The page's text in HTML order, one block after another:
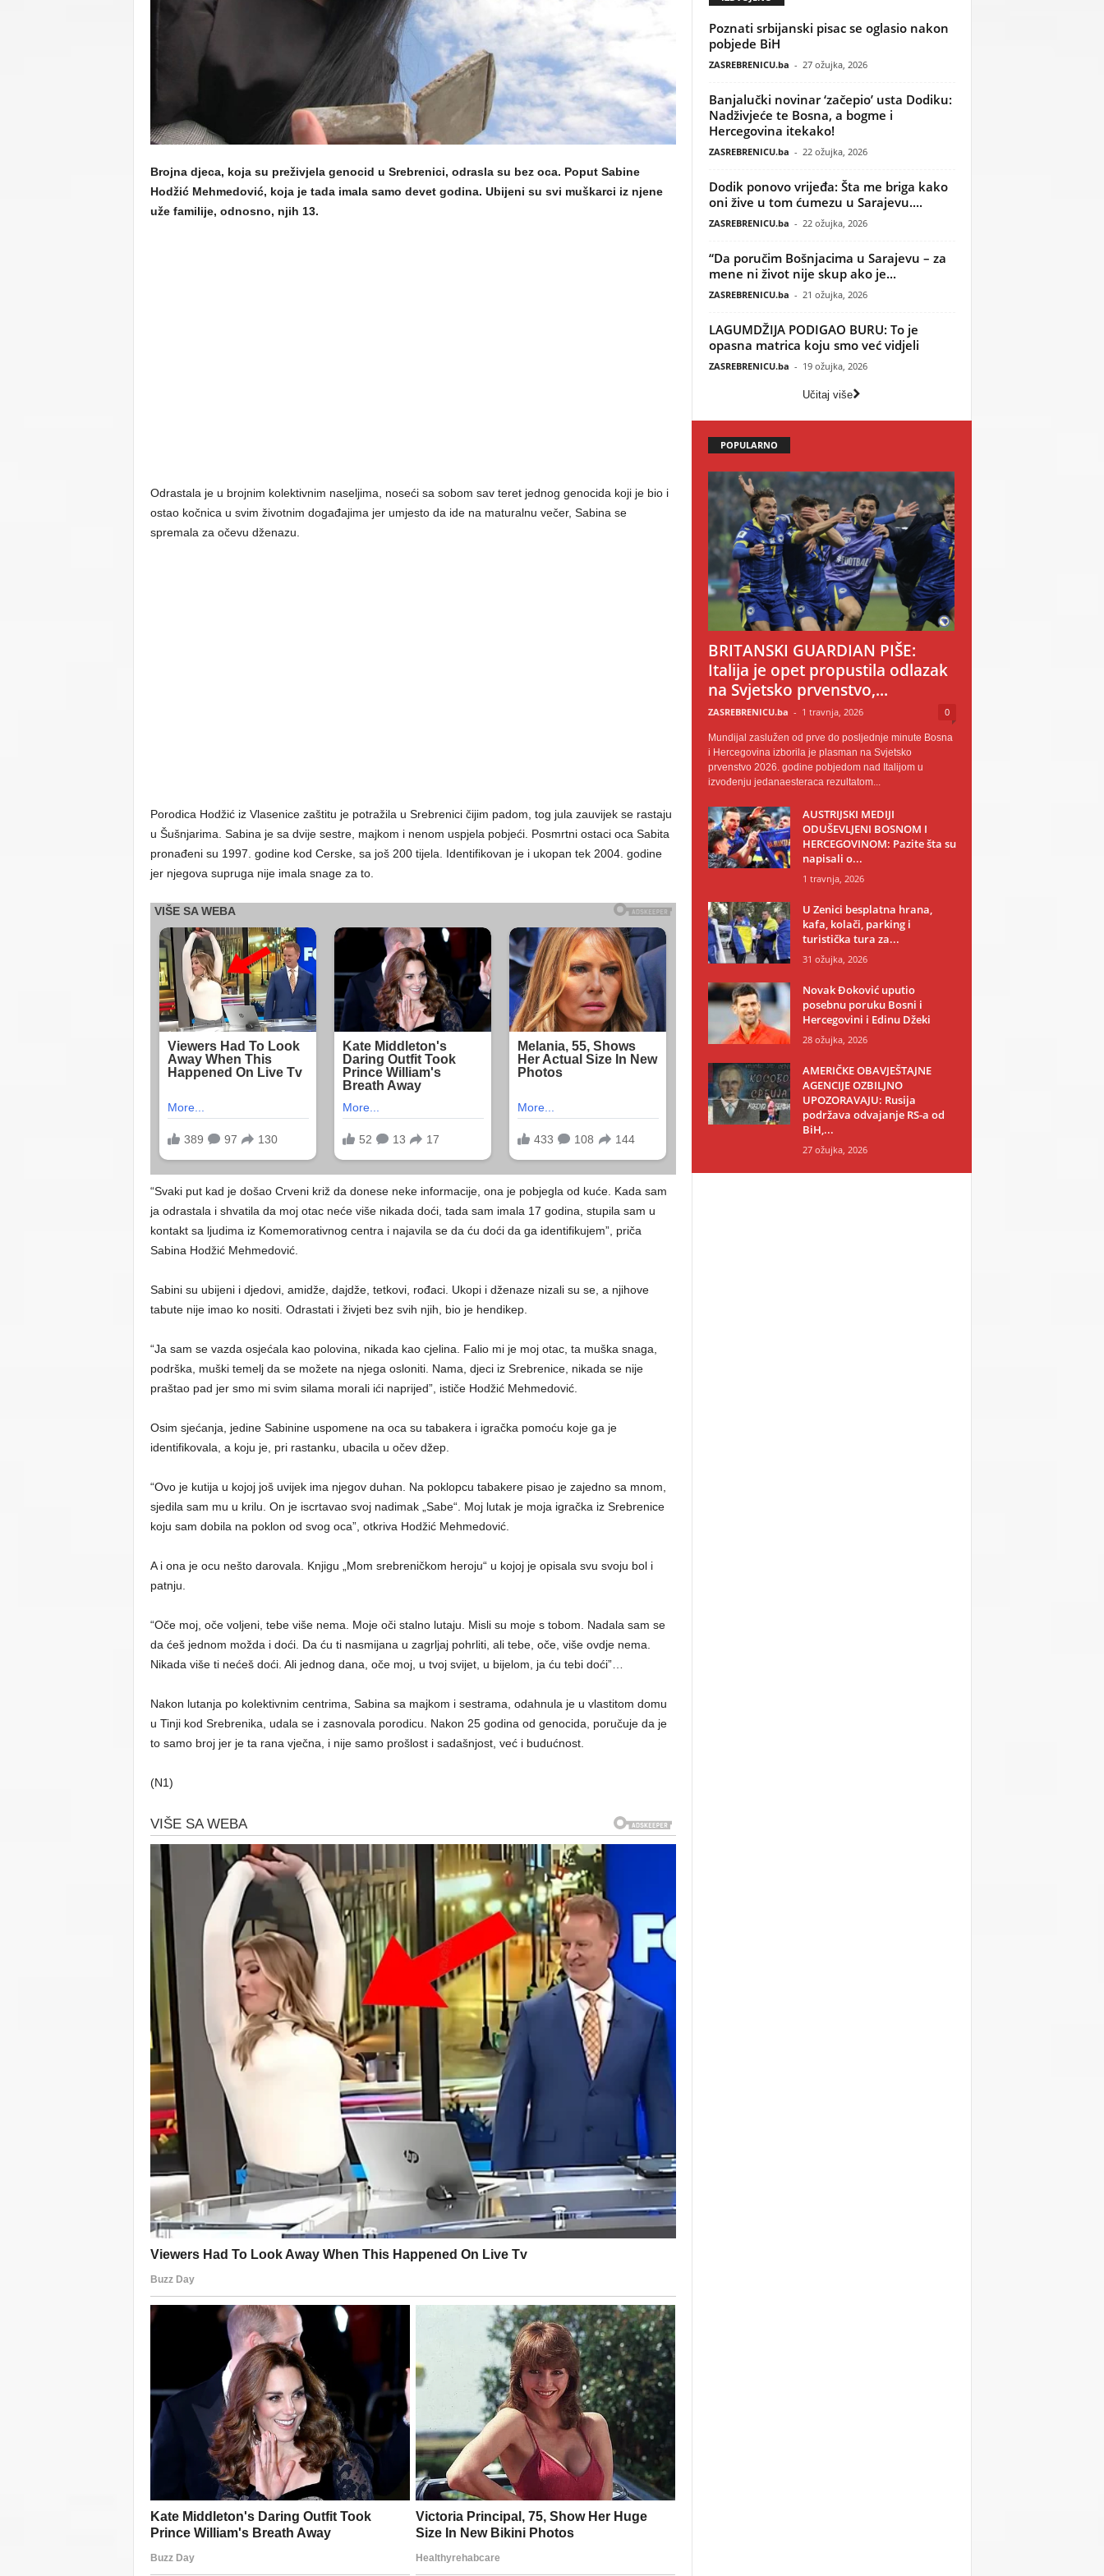
U
Brojna djeca, koja su preživjela genocid u Srebrenici, odrasla su bez oca. Poput Sabine
Hodžić Mehmedović, koja je tada imala samo devet godina. Ubijeni su svi muškarci iz njene
uže familije, odnosno, njih 13.
Odrastala je u brojnim kolektivnim naseljima, noseći sa sobom sav teret jednog genocida koji je bio i
ostao kočnica u svim životnim događajima jer umjesto da ide na maturalnu večer, Sabina se
spremala za očevu dženazu.
Porodica Hodžić iz Vlasenice zaštitu je potražila u Srebrenici čijim padom, tog jula zauvijek se rastaju
u Šušnjarima. Sabina je sa dvije sestre, majkom i nenom uspjela pobjeći. Posmrtni ostaci oca Sabita
pronađeni su 1997. godine kod Cerske, sa još 200 tijela. Identifikovan je i ukopan tek 2004. godine
jer njegova supruga nije imala snage za to.
“Svaki put kad je došao Crveni križ da donese neke informacije, ona je pobjegla od kuće. Kada sam
ja odrastala i shvatila da moj otac neće više nikada doći, tada sam imala 17 godina, stupila sam u
kontakt sa ljudima iz Komemorativnog centra i najavila se da ću doći da ga identifikujem”, priča
Sabina Hodžić Mehmedović.
Sabini su ubijeni i djedovi, amidže, dajdže, tetkovi, rođaci. Ukopi i dženaze nizali su se, a njihove
tabute nije imao ko nositi. Odrastati i živjeti bez svih njih, bio je hendikep.
“Ja sam se vazda osjećala kao polovina, nikada kao cjelina. Falio mi je moj otac, ta muška snaga,
podrška, muški temelj da se možete na njega osloniti. Nama, djeci iz Srebrenice, nikada se nije
praštao pad jer smo mi svim silama morali ići naprijed”, ističe Hodžić Mehmedović.
Osim sjećanja, jedine Sabinine uspomene na oca su tabakera i igračka pomoću koje ga je
identifikovala, a koju je, pri rastanku, ubacila u očev džep.
“Ovo je kutija u kojoj još uvijek ima njegov duhan. Na poklopcu tabakere pisao je zajedno sa mnom,
sjedila sam mu u krilu. On je iscrtavao svoj nadimak „Sabe“. Moj lutak je moja igračka iz Srebrenice
koju sam dobila na poklon od svog oca”, otkriva Hodžić Mehmedović.
A i ona je ocu nešto darovala. Knjigu „Mom srebreničkom heroju“ u kojoj je opisala svu svoju bol i
patnju.
“Oče moj, oče voljeni, tebe više nema. Moje oči stalno lutaju. Misli su moje s tobom. Nadala sam se
da ćeš jednom možda i doći. Da ću ti nasmijana u zagrljaj pohrliti, ali tebe, oče, više ovdje nema.
Nikada više ti nećeš doći. Ali jednog dana, oče moj, u tvoj svijet, u bijelom, ja ću tebi doći”…
Nakon lutanja po kolektivnim centrima, Sabina sa majkom i sestrama, odahnula je u vlastitom domu
u Tinji kod Srebrenika, udala se i zasnovala porodicu. Nakon 25 godina od genocida, poručuje da je
to samo broj jer je ta rana vječna, i nije samo prošlost i sadašnjost, već i budućnost.
(N1)
Poznati srbijanski pisac se oglasio nakon
pobjede BiH
ZASREBRENICU.ba - 27 ožujka, 2026
Banjalučki novinar ‘začepio’ usta Dodiku:
Nadživjeće te Bosna, a bogme i
Hercegovina itekako!
ZASREBRENICU.ba - 22 ožujka, 2026
Dodik ponovo vrijeđa: Šta me briga kako
oni žive u tom ćumezu u Sarajevu....
ZASREBRENICU.ba - 22 ožujka, 2026
“Da poručim Bošnjacima u Sarajevu – za
mene ni život nije skup ako je...
ZASREBRENICU.ba - 21 ožujka, 2026
LAGUMDŽIJA PODIGAO BURU: To je
opasna matrica koju smo već vidjeli
ZASREBRENICU.ba - 19 ožujka, 2026
Učitaj više
POPULARNO
BRITANSKI GUARDIAN PIŠE:
Italija je opet propustila odlazak
na Svjetsko prvenstvo,...
ZASREBRENICU.ba - 1 travnja, 2026 0
Mundijal zaslužen od prve do posljednje minute Bosna
i Hercegovina izborila je plasman na Svjetsko
prvenstvo 2026. godine pobjedom nad Italijom u
izvođenju jedanaesteraca rezultatom...
AUSTRIJSKI MEDIJI
ODUŠEVLJENI BOSNOM I
HERCEGOVINOM: Pazite šta su
napisali o...
1 travnja, 2026
U Zenici besplatna hrana,
kafa, kolači, parking i
turistička tura za...
31 ožujka, 2026
Novak Đoković uputio
posebnu poruku Bosni i
Hercegovini i Edinu Džeki
28 ožujka, 2026
AMERIČKE OBAVJEŠTAJNE
AGENCIJE OZBILJNO
UPOZORAVAJU: Rusija
podržava odvajanje RS-a od
BiH,...
27 ožujka, 2026